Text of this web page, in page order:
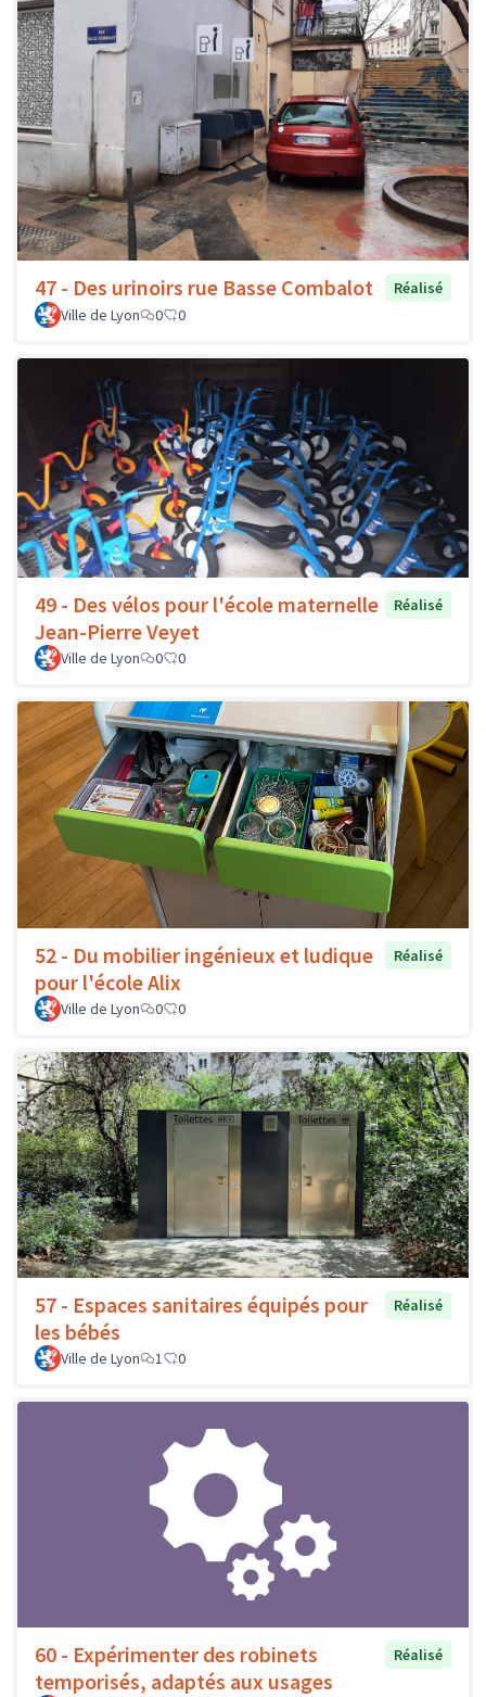
47 - Des urinoirs rue Basse Combalot
Réalisé
Ville de Lyon
0 0
49 - Des vélos pour l'école maternelle
Jean-Pierre Veyet
Réalisé
Ville de Lyon 0 0
52 - Du mobilier ingénieux et ludique
pour l'école Alix
Réalisé
Ville de Lyon 0 0
57 - Espaces sanitaires équipés pour
les bébés
Réalisé
Ville de Lyon 1 0
60 - Expérimenter des robinets
temporisés, adaptés aux usages
Réalisé